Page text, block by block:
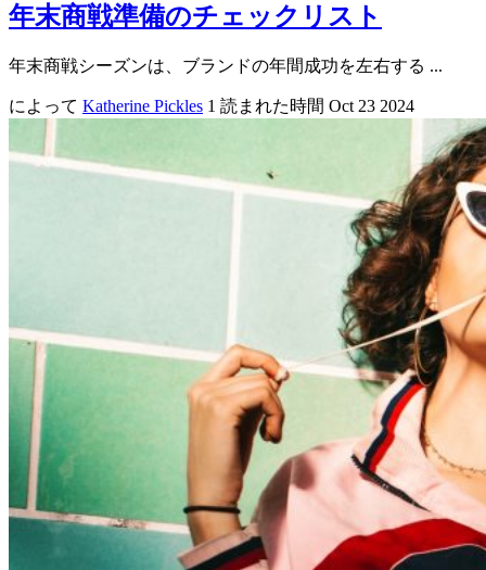
年末商戦準備のチェックリスト
年末商戦シーズンは、ブランドの年間成功を左右する ...
によって Katherine Pickles 1 読まれた時間 Oct 23 2024